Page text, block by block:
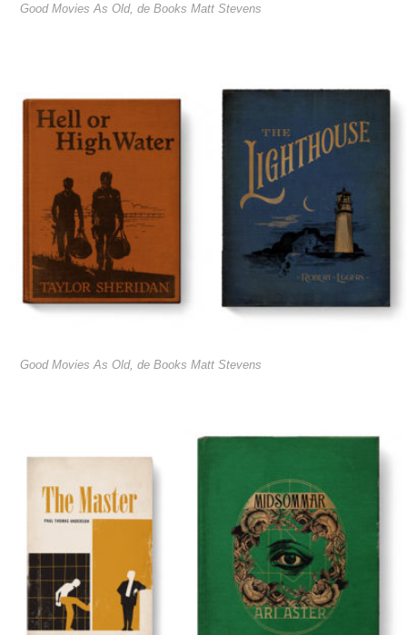
Good Movies As Old, de Books Matt Stevens
Good Movies As Old, de Books Matt Stevens